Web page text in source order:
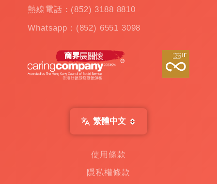
熱線電話：(852) 3188 8810
Whatsapp：(852) 6551 3098
繁體中文
使用條款
隱私權條款